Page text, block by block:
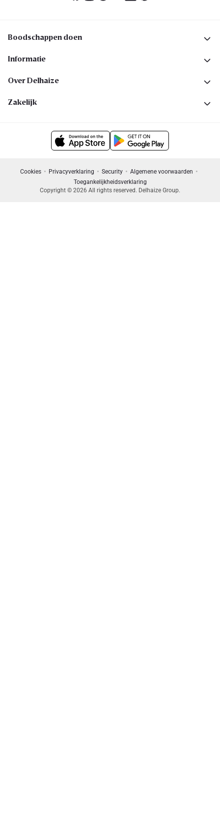
Boodschappen doen
Informatie
Over Delhaize
Zakelijk
Cookies Privacyverklaring Security
Algemene voorwaarden
Toegankelijkheidsverklaring
Copyright © 2026 All rights reserved. Delhaize Group.